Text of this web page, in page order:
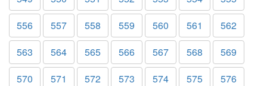
556
557 558 559 560 561
562
563
564 565 566 567 568
569
570
571 572 573 574 575
576